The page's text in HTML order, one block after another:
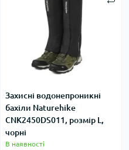
Захисні водонепроникні
бахіли Naturehike
CNK2450DS011, розмір L,
чорні
В наявності